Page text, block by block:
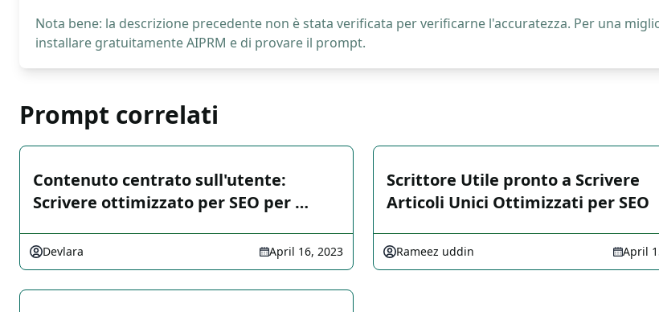
Nota bene: la descrizione precedente non è stata verificata per verificarne l'accuratezza. Per una
installare gratuitamente AIPRM e di provare il prompt.
Prompt correlati
Contenuto centrato sull'utente:
Scrivere ottimizzato per SEO per …
Devlara April 16, 2023
Scrittore Utile pronto a Scrivere
Articoli Unici Ottimizzati per SEO
Rameez uddin April